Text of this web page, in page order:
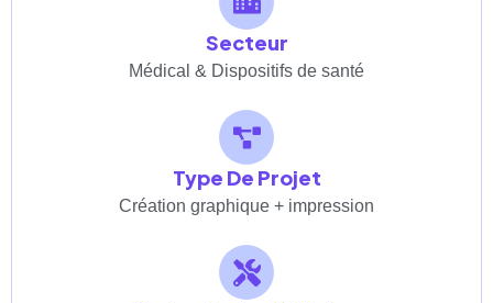
Secteur
Médical & Dispositifs de santé
Type De Projet
Création graphique + impression